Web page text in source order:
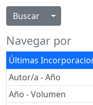
Alternar
Navegar por
Últimas
Autor/a - Año
Año - Volumen